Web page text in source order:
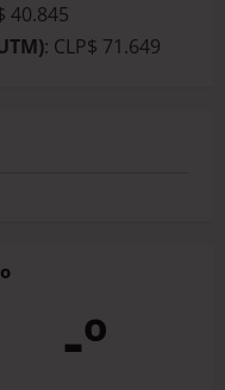
40.845
: CLP$ 71.649
-º